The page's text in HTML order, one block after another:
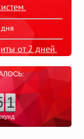
от 2 дней.
1